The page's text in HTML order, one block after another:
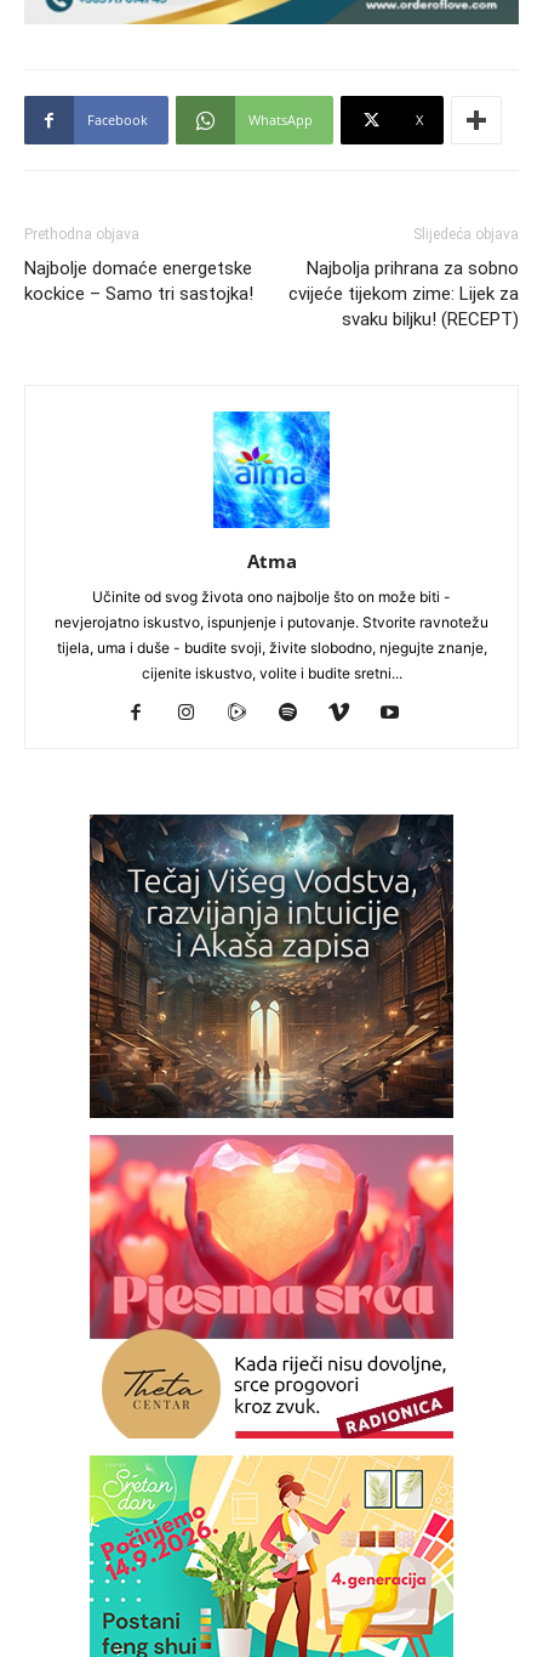
Facebook WhatsApp X
Prethodna objava
Najbolje domaće energetske
kockice – Samo tri sastojka!
Slijedeća objava
Najbolja prihrana za sobno
cvijeće tijekom zime: Lijek za
svaku biljku! (RECEPT)
Atma
Učinite od svog života ono najbolje što on može biti -
nevjerojatno iskustvo, ispunjenje i putovanje. Stvorite ravnotežu
tijela, uma i duše - budite svoji, živite slobodno, njegujte znanje,
cijenite iskustvo, volite i budite sretni...